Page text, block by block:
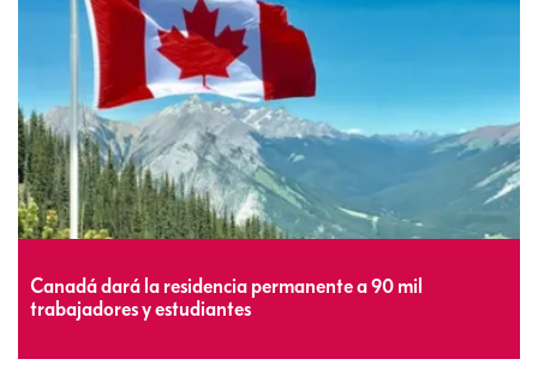
Canadá dará la residencia permanente a 90 mil
trabajadores y estudiantes